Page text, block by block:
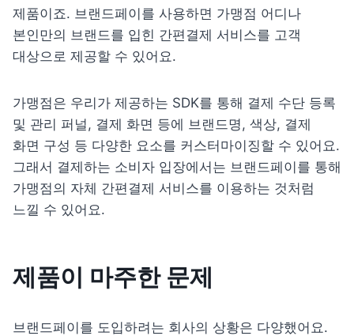
제품이죠. 브랜드페이를 사용하면 가맹점 어디나
본인만의 브랜드를 입힌 간편결제 서비스를 고객
대상으로 제공할 수 있어요.
가맹점은 우리가 제공하는 SDK를 통해 결제 수단 등록
및 관리 퍼널, 결제 화면 등에 브랜드명, 색상, 결제
화면 구성 등 다양한 요소를 커스터마이징할 수 있어요.
그래서 결제하는 소비자 입장에서는 브랜드페이를 통해
가맹점의 자체 간편결제 서비스를 이용하는 것처럼
느낄 수 있어요.
제품이 마주한 문제
브랜드페이를 도입하려는 회사의 상황은 다양했어요.